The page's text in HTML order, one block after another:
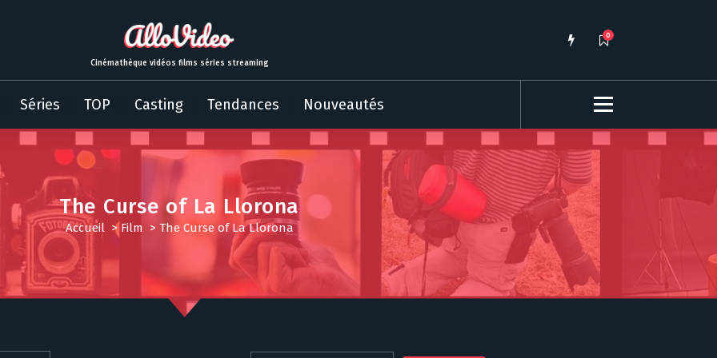
Cinémathèque vidéos films séries streaming
0
Séries TOP Casting Tendances Nouveautés
The Curse of La Llorona
Accueil > Film > The Curse of La Llorona